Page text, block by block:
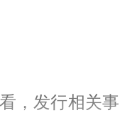
，发行相关事